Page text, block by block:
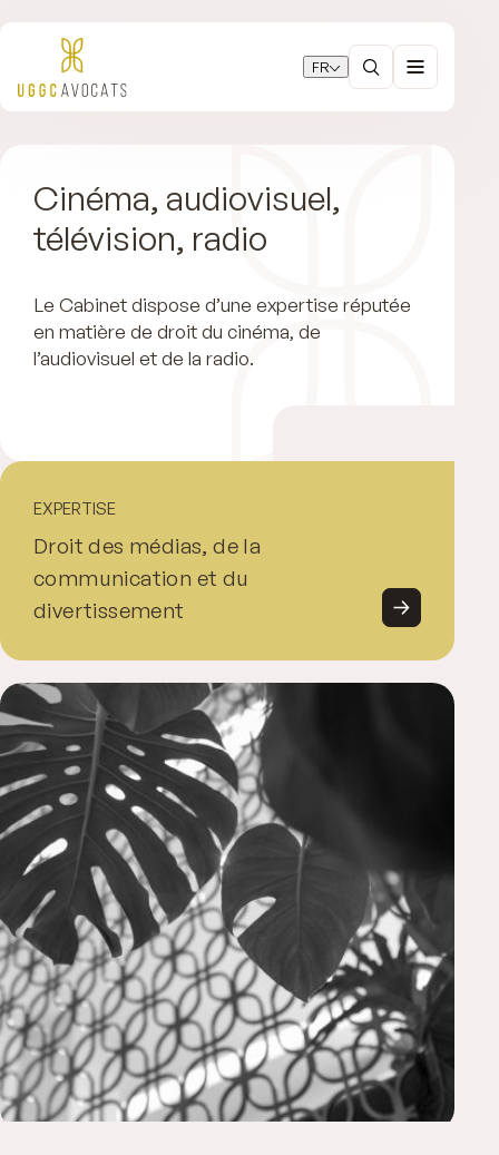
FR
Cinéma, audiovisuel,
télévision, radio
Le Cabinet dispose d’une expertise réputée
en matière de droit du cinéma, de
l’audiovisuel et de la radio.
EXPERTISE
Droit des médias, de la
communication et du
divertissement